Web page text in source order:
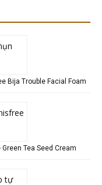
Bija Trouble Facial Foam
Tea Seed Cream